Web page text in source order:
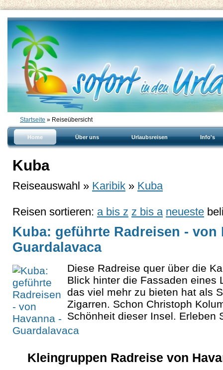
Startseite » Reiseübersicht
Home Über uns Urlaubsreisen Info's
Kuba
Reiseauswahl » Karibik » Kuba
Reisen sortieren: a bis z z bis a neueste
Kuba: geführte Radreisen - von
Guardalavaca
Diese Radreise quer über die
Blick hinter die Fassaden eines
das viel mehr zu bieten hat als
Zigarren. Schon Christoph
Schönheit dieser Insel. Erleben
Kleingruppen Radreise von